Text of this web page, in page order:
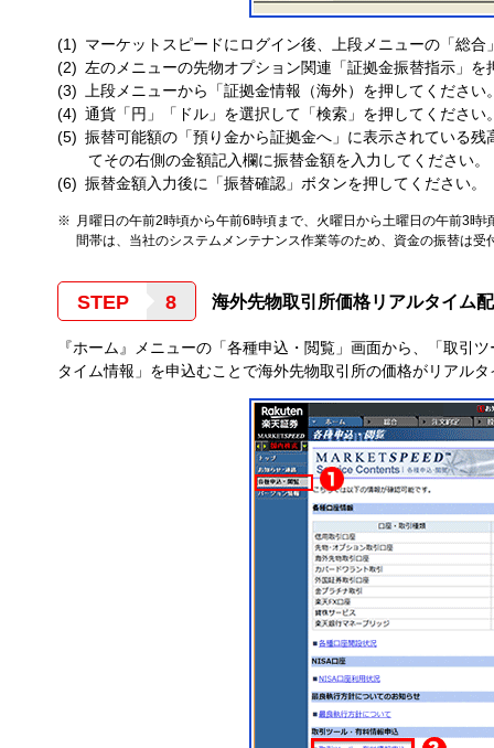
マーケットスピードにログイン後、上段メニューの「総合
左のメニューの先物オプション関連「証拠金振替指示」を
上段メニューから「証拠金情報（海外）を押してください
通貨「円」「ドル」を選択して「検索」を押してください
振替可能額の「預り金から証拠金へ」に表示されている
てその右側の金額記入欄に振替金額を入力してください。
振替金額入力後に「振替確認」ボタンを押してください。
月曜日の午前2時頃から午前6時頃まで、火曜日から土曜日の午前3
間帯は、当社のシステムメンテナンス作業等のため、資金の振替は受
STEP 海外先物取引所価格リアルタイム
『ホーム』メニューの「各種申込・閲覧」画面から、「取引
タイム情報」を申込むことで海外先物取引所の価格がリアル